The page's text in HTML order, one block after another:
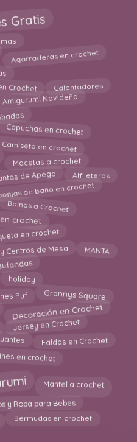
Gratis
Agarraderas en crochet
Crochet Calentadores
Amigurumi Navideño
Capuchas en crochet
Camiseta en crochet
Macetas a crochet
de Apego Alfileteros
de baño en crochet
Boinas a Crochet
crochet
en crochet
Centros de Mesa MANTA
holiday
Puf Grannys Square
Decoración en Crochet
Jersey en Crochet
Faldas en Crochet
en crochet
Mantel a crochet
y Ropa para Bebes
Bermudas en crochet